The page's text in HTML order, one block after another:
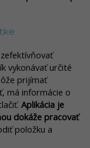
vykonávať určité
prijímať
má informácie o
Aplikácia je
dokáže pracovať
položku a